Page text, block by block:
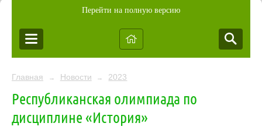
Перейти на полную версию
Главная → Новости → 2023
Республиканская олимпиада по
дисциплине «История»